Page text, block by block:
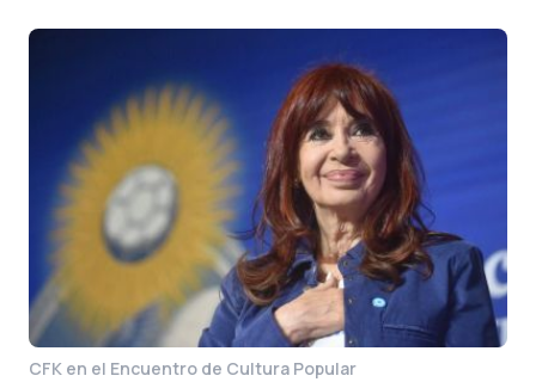
CFK en el Encuentro de Cultura Popular